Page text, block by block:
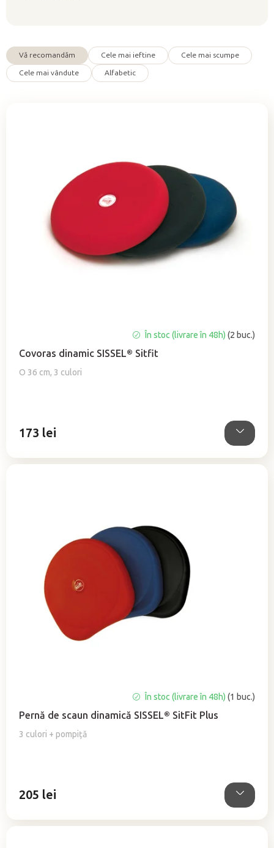
S
e
Vă recomandăm Cele mai ieftine Cele mai scumpe
Cele mai vândute Alfabetic
s
e
Covoras dinamic SISSEL® Sitfit
O 36 cm, 3 culori
a
produsului
stele.
În stoc (livrare în 48h)(2 buc.)
173 lei
Pernă de scaun dinamică SISSEL® SitFit Plus
3 culori + pompiță
a
produsului
stele.
În stoc (livrare în 48h)(1 buc.)
205 lei